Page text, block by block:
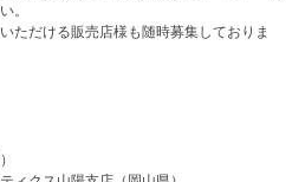
。
ただける販売店様も随時募集しておりま